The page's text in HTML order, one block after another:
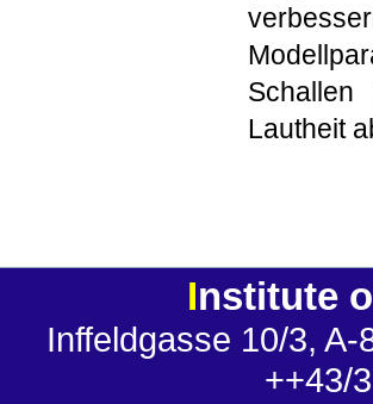
Lautheit
Institute
Inffeldgasse 10/3,
++43/